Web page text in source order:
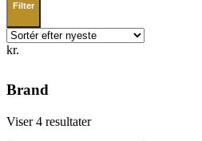
Filter
kr.
Brand
Viser 4 resultaterSorted